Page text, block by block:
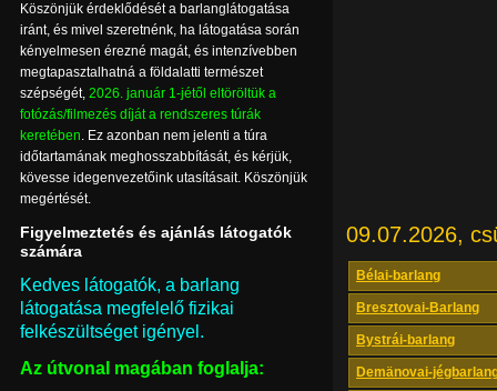
09.07.2026,
Bélai-barlang
Bresztovai-Barlang
Bystrái-barlang
Demänovai-
Köszönjük érdeklődését a barlanglátogatása
iránt, és mivel szeretnénk, ha látogatása során
kényelmesen érezné magát, és intenzívebben
megtapasztalhatná a földalatti természet
szépségét, 2026. január 1-jétől eltöröltük a
fotózás/filmezés díját a rendszeres túrák
keretében. Ez azonban nem jelenti a túra
időtartamának meghosszabbítását, és kérjük,
kövesse idegenvezetőink utasításait. Köszönjük
megértését.
Figyelmeztetés és ajánlás látogatók
számára
Kedves látogatók, a barlang
látogatása megfelelő fizikai
felkészültséget igényel.
Az útvonal magában foglalja: